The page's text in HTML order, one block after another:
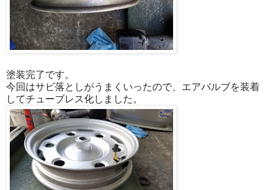
塗装完了です。
今回はサビ落としがうまくいったので、エアバルブを装着
してチューブレス化しました。